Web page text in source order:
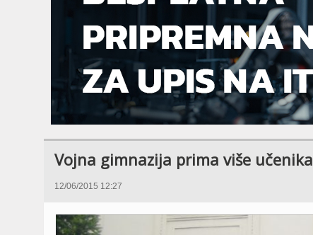
Vojna gimnazija prima više učenika
12/06/2015 12:27